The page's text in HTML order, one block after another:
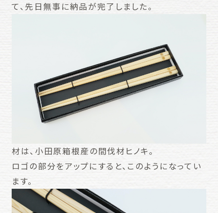
て、先日無事に納品が完了しました。
材は、小田原箱根産の間伐材ヒノキ。
ロゴの部分をアップにすると、このようになってい
ます。